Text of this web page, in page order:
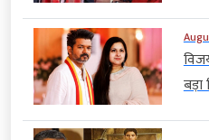
बड़ा